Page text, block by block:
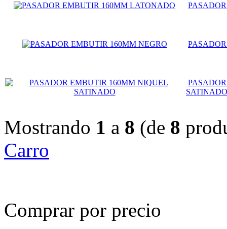
SATINADO
Mostrando 1 a 8 (de 8
Carro
Comprar por precio